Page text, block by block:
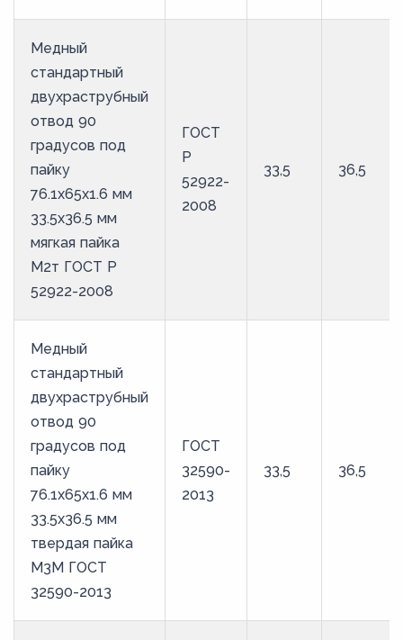
Медный
стандартный
двухраструбный
отвод 90
градусов под
пайку
76.1х65х1.6 мм
33.5х36.5 мм
мягкая пайка
М2т ГОСТ Р
52922-2008
ГОСТ
Р
52922-
2008
33,5 36,5
Медный
стандартный
двухраструбный
отвод 90
градусов под
пайку
76.1х65х1.6 мм
33.5х36.5 мм
твердая пайка
М3М ГОСТ
32590-2013
ГОСТ
32590-
2013
33,5 36,5